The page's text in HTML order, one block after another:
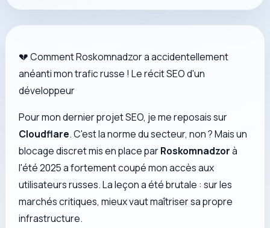
💔 Comment Roskomnadzor a accidentellement
anéanti mon trafic russe ! Le récit SEO d'un
développeur
Pour mon dernier projet SEO, je me reposais sur
Cloudflare. C'est la norme du secteur, non ? Mais un
blocage discret mis en place parRoskomnadzorà
l'été 2025 a fortement coupé mon accès aux
utilisateurs russes. La leçon a été brutale : sur les
marchés critiques, mieux vaut maîtriser sa propre
infrastructure.